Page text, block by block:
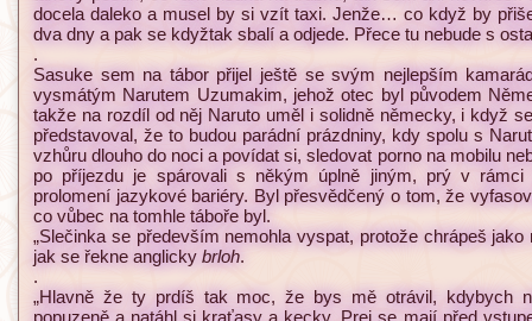
docela daleko a musel by si vzít taxi. Jenže… co když by
dva dny a pak se kdyžtak sbalí a odjede. Přece tu nebude s
.
Sasuke sem na tábor přijel ještě se svým nejlepším
vysmátým Narutem Uzumakim, jehož otec byl původem
takže na rozdíl od něj Naruto uměl i solidně německy, i když
představoval, že to budou parádní prázdniny, kdy spolu s
vzhůru dlouho do noci a povídat si, sledovat porno na mobilu
po příjezdu je spárovali s někým úplně jiným, prý v rámci
prolomení jazykové bariéry. Byl přesvědčený o tom, že
co vůbec na tomhle táboře byl.
„Slečinka se především nemohla vyspat, protože chrápeš
jak se řekne anglicky brloh.
.
„Hlavně že ty prdíš tak moc, že bys mě otrávil, kdybych
popuzeně a natáhl si kraťasy a kecky. Prej se mají před